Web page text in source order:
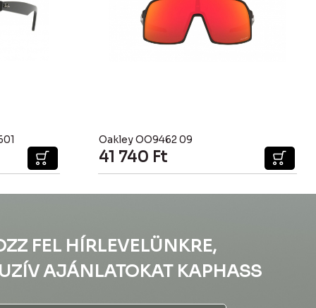
Oakley OO9462 09
41 740 Ft
FEL HÍRLEVELÜNKRE,
AJÁNLATOKAT KAPHASS